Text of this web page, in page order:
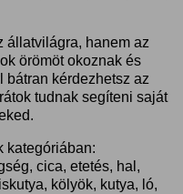
állatvilágra, hanem az
örömöt okoznak és
bátran kérdezhetsz az
tudnak segíteni saját
kategóriában:
cica, etetés, hal,
kölyök, kutya, ló,